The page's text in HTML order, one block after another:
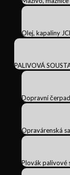
Olej, kapaliny
PALIVOVÁ
Dopravní
Opravárenská
Plovák palivové